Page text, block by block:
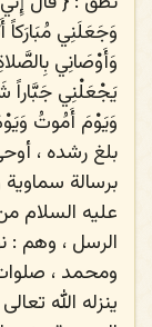
وَجَعَلَنِي
وَأَوْصَانِي
يَجْعَلْنِي جَبَّاراً
وَيَوْمَ أَمُوتُ
بلغ رشده ،
برسالة
عليه السلام
الرسل ، وهم :
ومحمد ،
ينزله الله